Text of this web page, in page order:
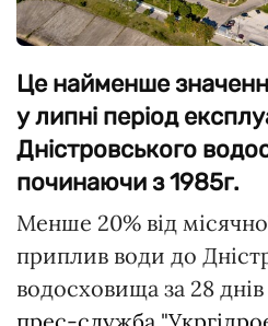
Це найменше
у липні період
Дністровського
починаючи з 1985г.
Менше 20% від
приплив води до
водосховища за 28